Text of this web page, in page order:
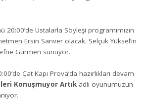
20:00’de Ustalarla Söyleşi programımızın
Ersin Sanver olacak. Selçuk Yüksel’in
Gürmen sunuyor.
Çat Kapı Prova’da hazırlıkları devam
Konuşmuyor Artık adlı oyunumuzun